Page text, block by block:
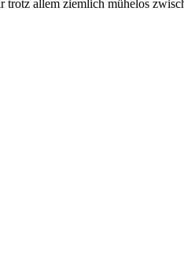
allem ziemlich mühelos